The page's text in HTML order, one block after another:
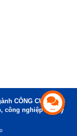
CÔNG CỤ, DỤNG
công nghiệp và xây